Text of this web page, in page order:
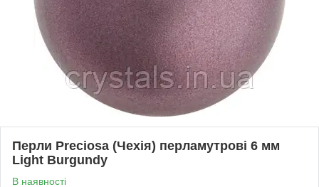
Перли Preciosa (Чехія) перламутрові 6 мм
Light Burgundy
В наявності